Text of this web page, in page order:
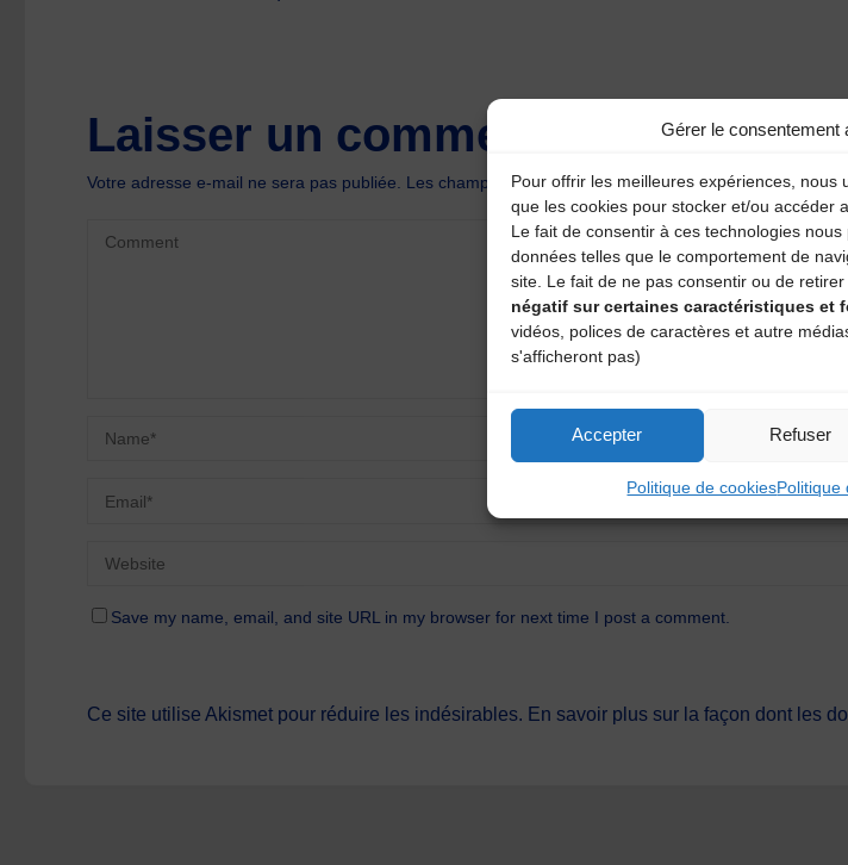
Gérer le consentement
Pour offrir les meilleures expériences, nous
que les cookies pour stocker et/ou accéder
Le fait de consentir à ces technologies
données telles que le comportement de
site. Le fait de ne pas consentir ou de
négatif sur certaines caractéristiques et
vidéos, polices de caractères et autre
s'afficheront pas)
Accepter Refuser
Politique de cookiesPolitique
Laisser un commentaire
Votre adresse e-mail ne sera pas publiée. Les champs obligatoires sont indiqués avec*
Save my name, email, and site URL in my browser for next time I post a comment.
Ce site utilise Akismet pour réduire les indésirables. En savoir plus sur la façon dont les